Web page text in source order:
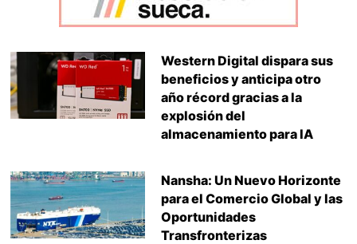
Western Digital dispara sus
beneficios y anticipa otro
año récord gracias a la
explosión del
almacenamiento para IA
Nansha: Un Nuevo Horizonte
para el Comercio Global y las
Oportunidades
Transfronterizas